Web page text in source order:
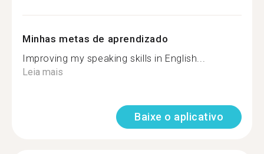
Minhas metas de aprendizado
Improving my speaking skills in English...
Leia mais
Baixe o aplicativo